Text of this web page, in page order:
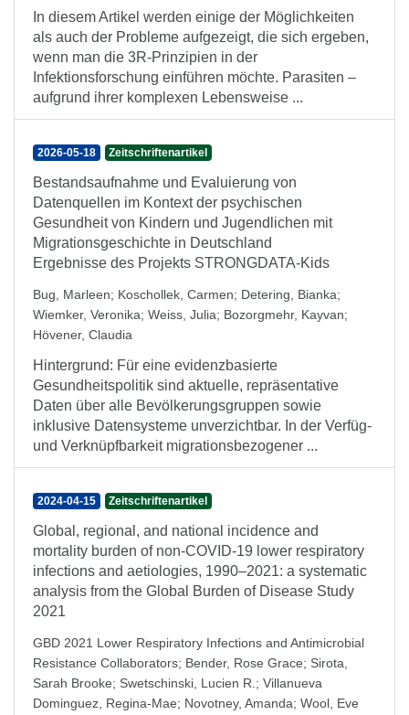
In diesem Artikel werden einige der Möglichkeiten
als auch der Probleme aufgezeigt, die sich ergeben,
wenn man die 3R-Prinzipien in der
Infektionsforschung einführen möchte. Parasiten –
aufgrund ihrer komplexen Lebensweise ...
2026-05-18 Zeitschriftenartikel
Bestandsaufnahme und Evaluierung von
Datenquellen im Kontext der psychischen
Gesundheit von Kindern und Jugendlichen mit
Migrationsgeschichte in Deutschland
Ergebnisse des Projekts STRONGDATA-Kids
Bug, Marleen; Koschollek, Carmen; Detering, Bianka;
Wiemker, Veronika; Weiss, Julia; Bozorgmehr, Kayvan;
Hövener, Claudia
Hintergrund: Für eine evidenzbasierte
Gesundheitspolitik sind aktuelle, repräsentative
Daten über alle Bevölkerungsgruppen sowie
inklusive Datensysteme unverzichtbar. In der Verfüg-
und Verknüpfbarkeit migrationsbezogener ...
2024-04-15 Zeitschriftenartikel
Global, regional, and national incidence and
mortality burden of non-COVID-19 lower respiratory
infections and aetiologies, 1990–2021: a systematic
analysis from the Global Burden of Disease Study
2021
GBD 2021 Lower Respiratory Infections and Antimicrobial
Resistance Collaborators; Bender, Rose Grace; Sirota,
Sarah Brooke; Swetschinski, Lucien R. ; Villanueva
Dominguez, Regina-Mae; Novotney, Amanda; Wool, Eve